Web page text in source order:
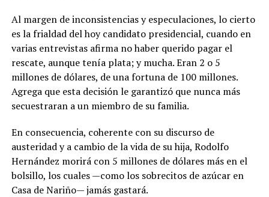
Al margen de inconsistencias y especulaciones, lo cierto
es la frialdad del hoy candidato presidencial, cuando en
varias entrevistas afirma no haber querido pagar el
rescate, aunque tenía plata; y mucha. Eran 2 o 5
millones de dólares, de una fortuna de 100 millones.
Agrega que esta decisión le garantizó que nunca más
secuestraran a un miembro de su familia.
En consecuencia, coherente con su discurso de
austeridad y a cambio de la vida de su hija, Rodolfo
Hernández morirá con 5 millones de dólares más en el
bolsillo, los cuales —como los sobrecitos de azúcar en
Casa de Nariño— jamás gastará.